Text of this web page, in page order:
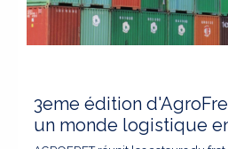
3eme édition
un monde logistique